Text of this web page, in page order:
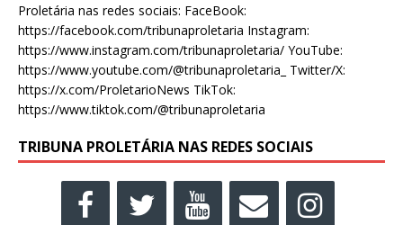
Proletária nas redes sociais: FaceBook:
https://facebook.com/tribunaproletaria Instagram:
https://www.instagram.com/tribunaproletaria/ YouTube:
https://www.youtube.com/@tribunaproletaria_ Twitter/X:
https://x.com/ProletarioNews TikTok:
https://www.tiktok.com/@tribunaproletaria
TRIBUNA PROLETÁRIA NAS REDES SOCIAIS